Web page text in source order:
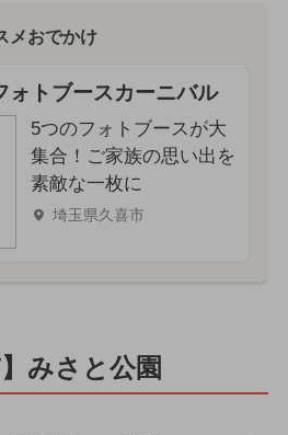
メおでかけ
トブースカーニバル
5つのフォトブースが大
集合！ご家族の思い出を
素敵な一枚に
埼玉県久喜市
みさと公園